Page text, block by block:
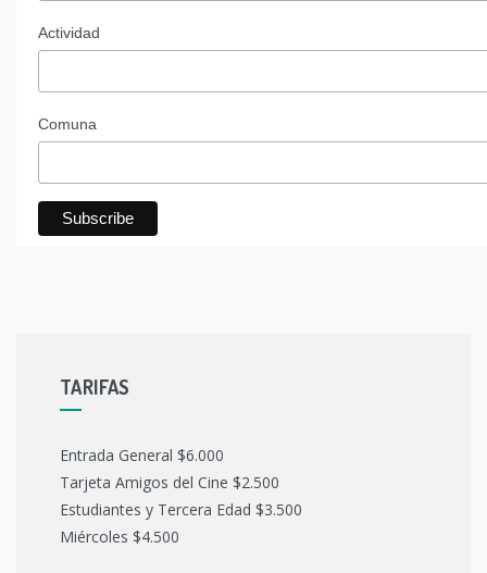
Actividad
Comuna
TARIFAS
Entrada General $6.000
Tarjeta Amigos del Cine $2.500
Estudiantes y Tercera Edad $3.500
Miércoles $4.500